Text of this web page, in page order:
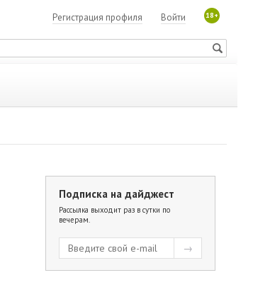
18+
Войти
Регистрация профиля
Подписка на дайджест
Рассылка выходит раз в сутки по
вечерам.